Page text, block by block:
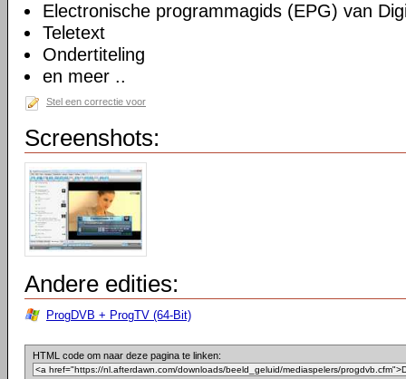
Electronische programmagids (EPG) van
Teletext
Ondertiteling
en meer ..
Stel een correctie voor
Screenshots:
Andere edities:
ProgDVB + ProgTV (64-Bit)
HTML code om naar deze pagina te linken: